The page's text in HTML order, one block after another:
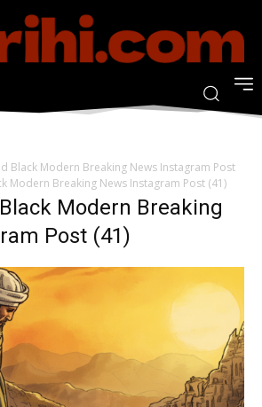
Black Modern Breaking News Instagram Post
Modern Breaking News Instagram Post (41)
Modern Breaking
Post (41)